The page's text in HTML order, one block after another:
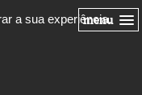
a sua experiência.
menu